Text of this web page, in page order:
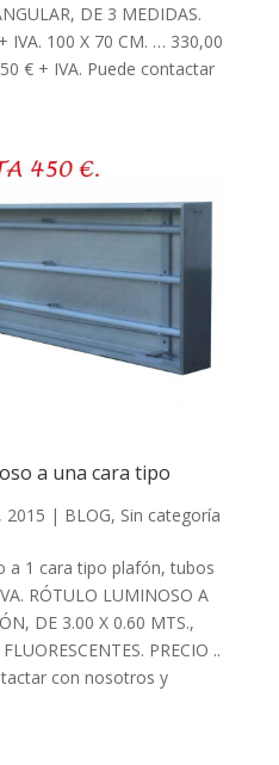
DE 3 MEDIDAS.
IVA. 100 X 70 CM. … 330,00
€ + IVA. Puede contactar
a una cara tipo
2015 | BLOG, Sin categoría
a 1 cara tipo plafón, tubos
RÓTULO LUMINOSO A
DE 3.00 X 0.60 MTS.,
PRECIO ..
con nosotros y